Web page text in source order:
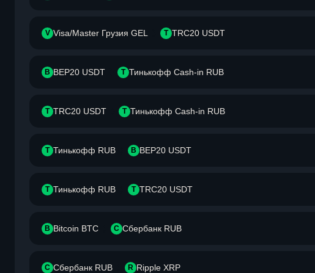
V Visa/Master Грузия GEL T TRC20 USDT
B BEP20 USDT Т Тинькофф Cash-in RUB
T TRC20 USDT Т Тинькофф Cash-in RUB
Т Тинькофф RUB B BEP20 USDT
Т Тинькофф RUB T TRC20 USDT
B Bitcoin BTC С Сбербанк RUB
С Сбербанк RUB R Ripple XRP